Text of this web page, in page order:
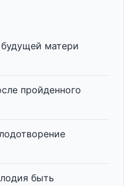
матери
пройденного
быть